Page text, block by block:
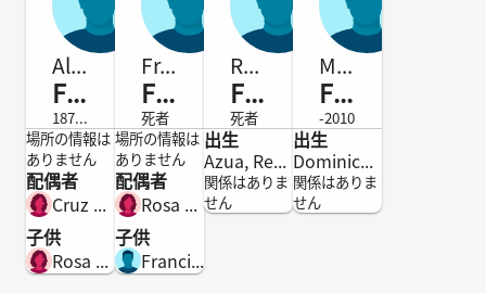
Alvaro Tomás
Filpo
1871-死者
男性
場所の情報は
ありません
配偶者
Cruz Altagracia Mendoza Agesta
子供
Rosa Silvera
Francisco
Filpo
死者
男性
場所の情報は
ありません
配偶者
Rosa Escala
子供
Francisco Filpo
Ramon
Filpo
死者
男性
出生
Azua, República Dominicana
関係はありま
せん
Manuel De Ovín
Filpo
-2010
男性
出生
Dominican Republic
関係はありま
せん